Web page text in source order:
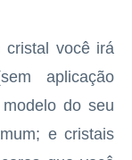
cristal você irá
aplicação
do seu
e cristais